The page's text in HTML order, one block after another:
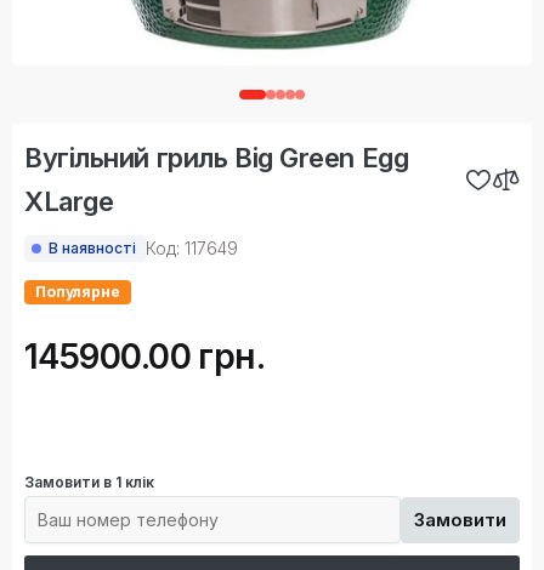
Вугільний гриль Big Green Egg
XLarge
В наявності Код: 117649
Популярне
145900.00 грн.
Замовити в 1 клік
Замовити